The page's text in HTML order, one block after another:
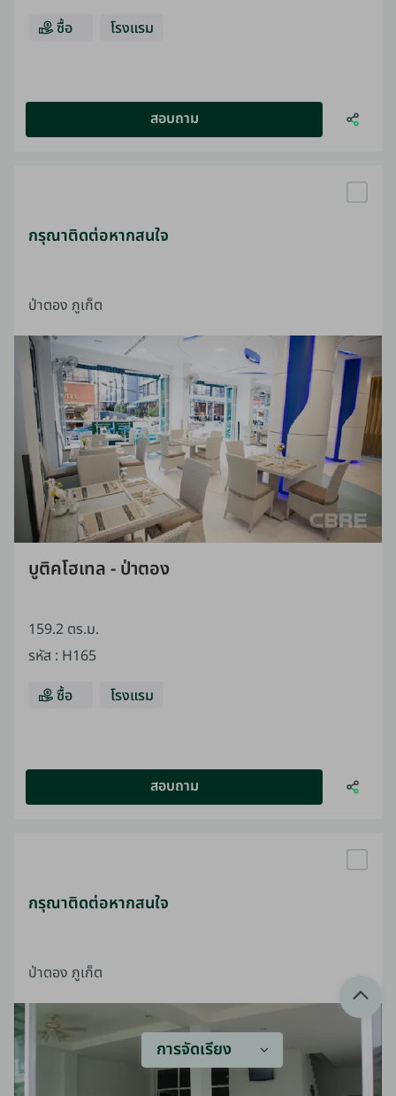
การจัดเรียง
ซื้อ
โรงแรม
สอบถาม
กรุณาติดต่อหากสนใจ
ป่าตอง ภูเก็ต
บูติคโฮเทล - ป่าตอง
159.2 ตร.ม.
รหัส : H165
ซื้อ
โรงแรม
สอบถาม
กรุณาติดต่อหากสนใจ
ป่าตอง ภูเก็ต